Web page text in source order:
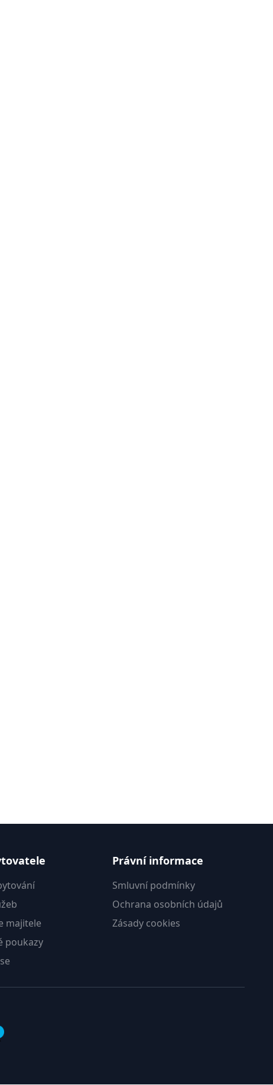
majitele
poukazy
Právní informace
Smluvní podmínky
Ochrana osobních údajů
Zásady cookies